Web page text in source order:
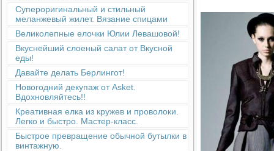
Супероригинальный и стильный
меланжевый жилет. Вязание спицами
Великолепные елочки Юлии Левашовой!
Вкуснейший слоеный салат от Вкусной
еды!
Давайте делать Берлингот!
Новогодний декупаж от Asket.
Вдохновляйтесь!!
Креативная елка из кружев и проволоки.
Легко и быстро. Мастер-класс.
Быстрое превращение обычной бутылки в
винтажную.